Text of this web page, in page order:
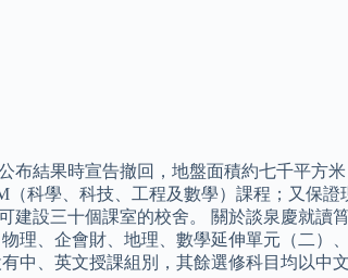
結果時宣告撤回，地盤面積約七千平方
科學、科技、工程及數學）課程；又保
設三十個課室的校舍。 關於談泉慶就讀
理、企會財、地理、數學延伸單元（二
中、英文授課組別，其餘選修科目均以中文